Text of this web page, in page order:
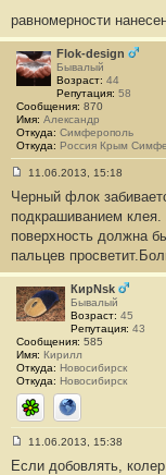
равномерности
Flok-design
Бывалый
Возраст: 44
Репутация: 58
Сообщения: 870
Имя: Александр
Откуда: Симферополь
Откуда: Россия Крым
о
б
щ
н
и
е
#
1
11.06.2013, 15:18
Черный флок
подкрашиванием
поверхность должна
пальцев
КирNsk
Бывалый
Возраст: 45
Репутация: 43
Сообщения: 585
Имя: Кирилл
Откуда: Новосибирск
Откуда: Новосибирск
ICQ Сайт
о
11.06.2013, 15:38
Если добовлять,